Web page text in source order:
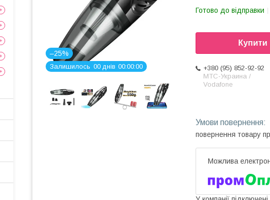
–25%
Залишилось 00 днів 00 00 00
Готово до відправки
Купити
+380 (95) 852-92-92
МТС-Украина /
Vodafone
повернення товару